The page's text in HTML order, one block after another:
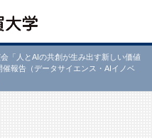
「人とAIの共創が生み出す新しい価値
報告（データサイエンス・AIイノベ